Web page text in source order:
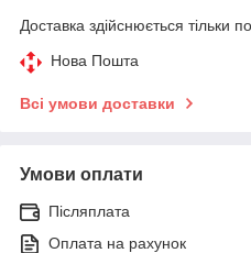
Доставка здійснюється тільки
Нова Пошта
Всі умови доставки
Умови оплати
Післяплата
Оплата на рахунок